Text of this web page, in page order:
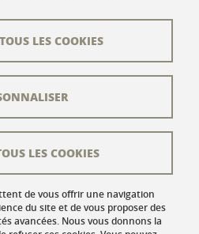
de vous offrir une navigation
du site et de vous proposer des
avancées. Nous vous donnons la
LES COOKIES
LES COOKIES